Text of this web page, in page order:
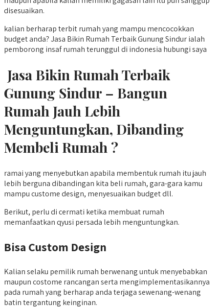
disesuaikan.
kalian berharap terbit rumah yang mampu mencocokkan
budget anda? Jasa Bikin Rumah Terbaik Gunung Sindur ialah
pemborong insaf rumah terunggul di indonesia hubungi saya
Jasa Bikin Rumah Terbaik
Gunung Sindur – Bangun
Rumah Jauh Lebih
Menguntungkan, Dibanding
Membeli Rumah ?
ramai yang menyebutkan apabila membentuk rumah itu jauh
lebih berguna dibandingan kita beli rumah, gara-gara kamu
mampu custome design, menyesuaikan budget dll.
Berikut, perlu di cermati ketika membuat rumah
memanfaatkan qyusi persada lebih menguntungkan.
Bisa Custom Design
Kalian selaku pemilik rumah berwenang untuk menyebabkan
maupun costome rancangan serta mengimplementasikannya
pada rumah yang berharap anda terjaga sewenang-wenang
batin tergantung keinginan.